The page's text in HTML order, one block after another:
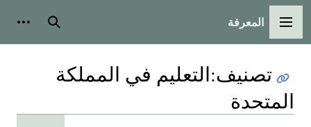
القائمة الرئيسية
المعرفة بحث
تصنيف:التعليم في المملكة
المتحدة